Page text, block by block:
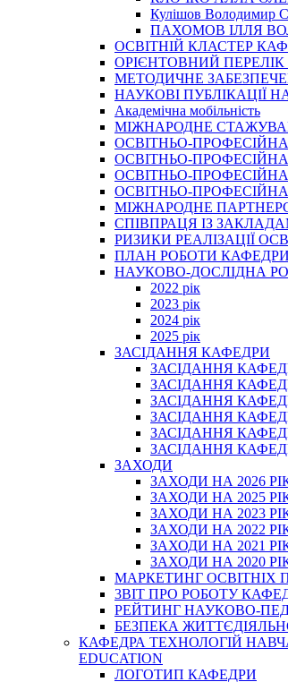
Кулішов Володимир
ПАХОМОВ ІЛЛЯ
ОСВІТНІЙ КЛАСТЕР
ОРІЄНТОВНИЙ
МЕТОДИЧНЕ
НАУКОВІ ПУБЛІКАЦІЇ
Академічна мобільність
МІЖНАРОДНЕ
ОСВІТНЬО-
ОСВІТНЬО-
ОСВІТНЬО-
ОСВІТНЬО-
МІЖНАРОДНЕ
СПІВПРАЦЯ ІЗ
РИЗИКИ РЕАЛІЗАЦІЇ
ПЛАН РОБОТИ
НАУКОВО-ДОСЛІДНА
2022 рік
2023 рік
2024 рік
2025 рік
ЗАСІДАННЯ КАФЕДРИ
ЗАСІДАННЯ
ЗАСІДАННЯ
ЗАСІДАННЯ
ЗАСІДАННЯ
ЗАСІДАННЯ
ЗАСІДАННЯ
ЗАХОДИ
ЗАХОДИ НА 2026
ЗАХОДИ НА 2025
ЗАХОДИ НА 2023
ЗАХОДИ НА 2022
ЗАХОДИ НА 2021
ЗАХОДИ НА 2020
МАРКЕТИНГ ОСВІТНІХ
3BIT ПРО РОБОТУ
РЕЙТИНГ НАУКОВО-
БЕЗПЕКА
КАФЕДРА ТЕХНОЛОГІЙ
EDUCATION
ЛОГОТИП КАФЕДРИ